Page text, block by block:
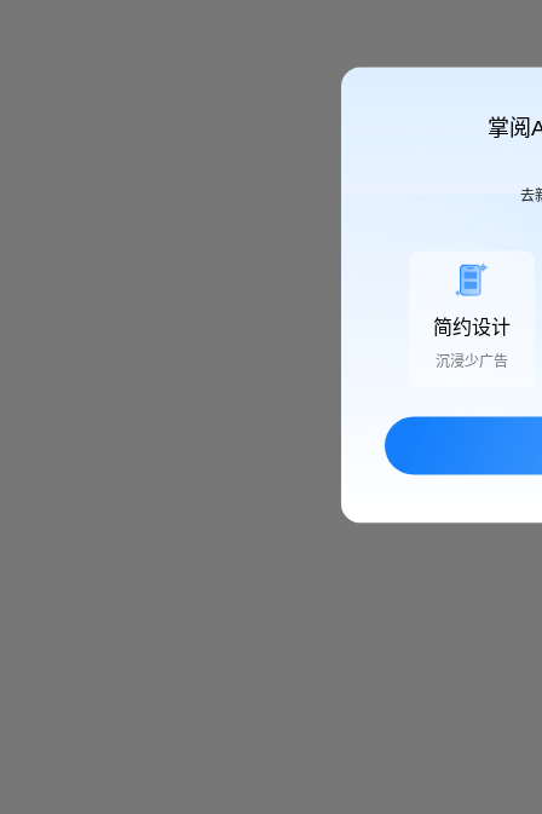
掌阅
去
简约设计
沉浸少广告